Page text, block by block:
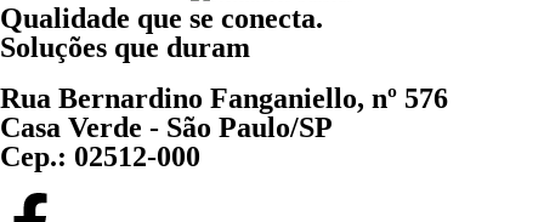
Qualidade que se conecta.
Soluções que duram
Rua Bernardino Fanganiello, nº 576
Casa Verde - São Paulo/SP
Cep.: 02512-000